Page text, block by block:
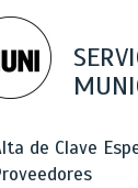
de Clave